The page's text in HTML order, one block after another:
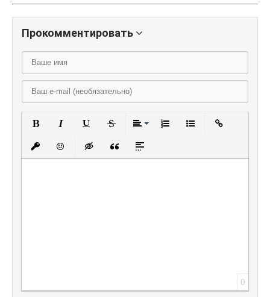
Прокомментировать
Вставить защищенную ссылку
Вставить смайлик
Вставка скрытого текста
Вставка цитаты
Вставка спойлера
0